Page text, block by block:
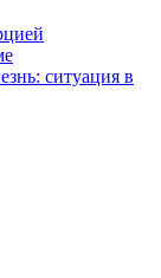
ситуация в